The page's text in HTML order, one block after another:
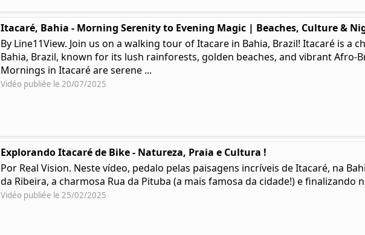
Itacaré, Bahia - Morning Serenity to Evening Magic | Beaches, Culture &
By Line11View. Join us on a walking tour of Itacare in Bahia, Brazil! Itacaré is a
Bahia, Brazil, known for its lush rainforests, golden beaches, and vibrant Afro-
Mornings in Itacaré are serene ...
Vidéo publiée le 20/07/2025
Explorando Itacaré de Bike - Natureza, Praia e Cultura !
Por Real Vision. Neste vídeo, pedalo pelas paisagens incríveis de Itacaré, na
da Ribeira, a charmosa Rua da Pituba (a mais famosa da cidade!) e finalizando
Vidéo publiée le 25/02/2025